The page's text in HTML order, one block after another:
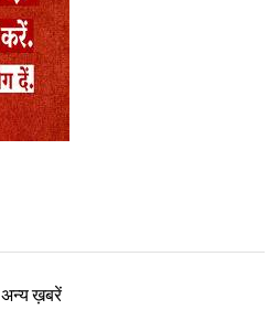
अन्य ख़बरें